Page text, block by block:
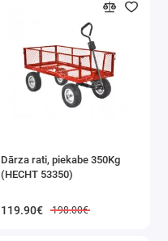
Dārza rati, piekabe 350Kg
(HECHT 53350)
119.90€ 198.00€